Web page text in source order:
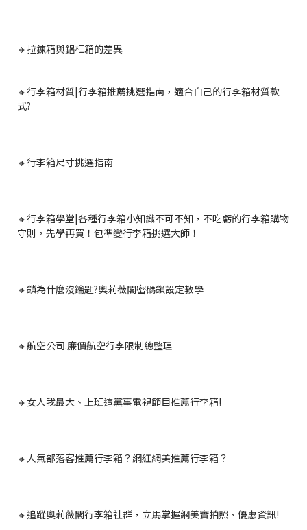
🔸 拉鍊箱與鋁框箱的差異
🔸行李箱材質|行李箱推薦挑選指南，適合自己的行李箱材質款
式?
🔸行李箱尺寸挑選指南
🔸行李箱學堂|各種行李箱小知識不可不知，不吃虧的行李箱購物
守則，先學再買！包準變行李箱挑選大師！
🔸鎖為什麼沒鑰匙?奧莉薇閣密碼鎖設定教學
🔸航空公司.廉價航空行李限制總整理
🔸女人我最大、上班這黨事電視節目推薦行李箱!
🔸人氣部落客推薦行李箱？網紅網美推薦行李箱？
🔸追蹤奧莉薇閣行李箱社群，立馬掌握網美實拍照、優惠資訊!